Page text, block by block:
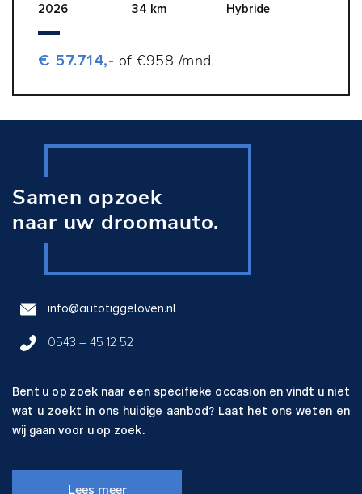
2026
34 km
Hybride
€ 57.714,- of €958 /mnd
Samen opzoek
naar uw droomauto.
info@autotiggeloven.nl
0543 – 45 12 52
Bent u op zoek naar een specifieke occasion en vindt u niet
wat u zoekt in ons huidige aanbod? Laat het ons weten en
wij gaan voor u op zoek.
Lees meer